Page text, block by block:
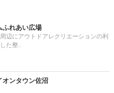
ふれあい広場
辺にアウトドアレクリエーションの利
た整..
オンタウン佐沼